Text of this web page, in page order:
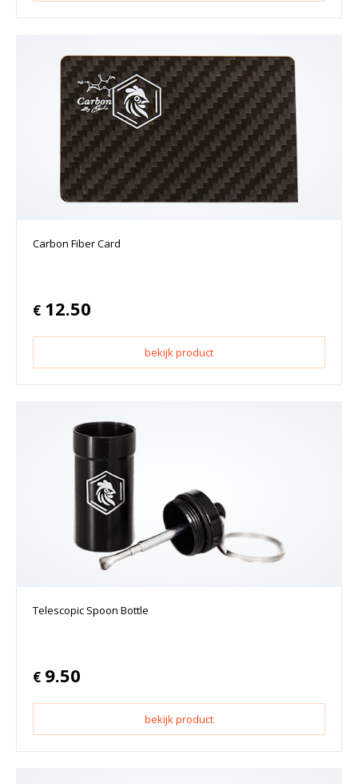
Carbon Fiber Card
€ 12.50
bekijk product
Telescopic Spoon Bottle
€ 9.50
bekijk product